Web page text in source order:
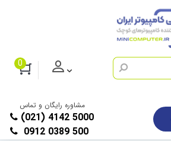
0
مشاوره رایگان و تماس
(021) 4142 5000
0912 0389 500